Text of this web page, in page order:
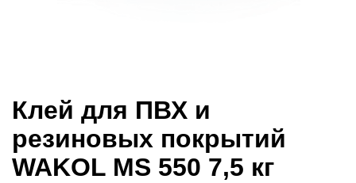
Клей для ПВХ и
резиновых покрытий
WAKOL MS 550 7,5 кг